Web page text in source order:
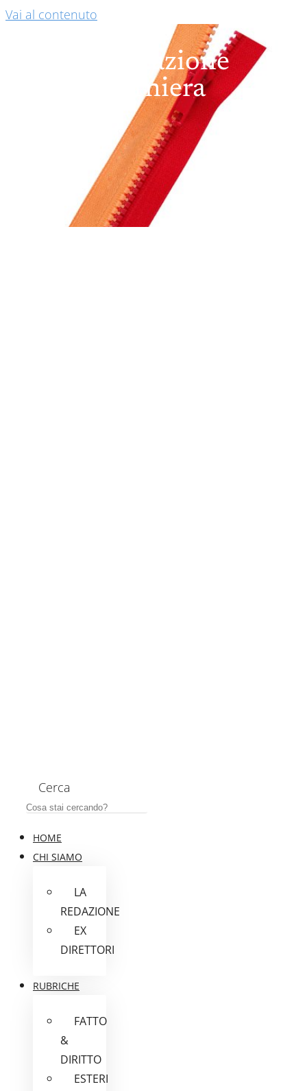
Vai al contenuto
Generazione
Cerniera
Cerca
HOME
CHI SIAMO
LA
REDAZIONE
EX
DIRETTORI
RUBRICHE
FATTO
&
DIRITTO
ESTERI